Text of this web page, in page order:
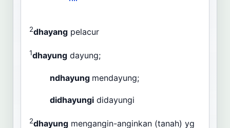
2dhayang pelacur
1dhayung dayung;
ndhayung mendayung;
didhayungi didayungi
2dhayung mengangin-anginkan (tanah) yg